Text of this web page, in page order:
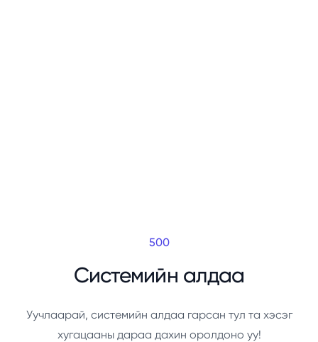
500
Системийн алдаа
Уучлаарай, системийн алдаа гарсан тул та хэсэг
хугацааны дараа дахин оролдоно уу!